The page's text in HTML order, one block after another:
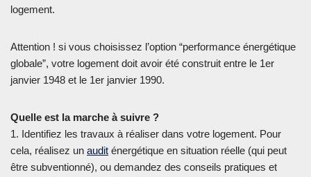
logement.
Attention ! si vous choisissez l’option “performance énergétique
globale”, votre logement doit avoir été construit entre le 1er
janvier 1948 et le 1er janvier 1990.
Quelle est la marche à suivre ?
1. Identifiez les travaux à réaliser dans votre logement. Pour
cela, réalisez un audit énergétique en situation réelle (qui peut
être subventionné), ou demandez des conseils pratiques et